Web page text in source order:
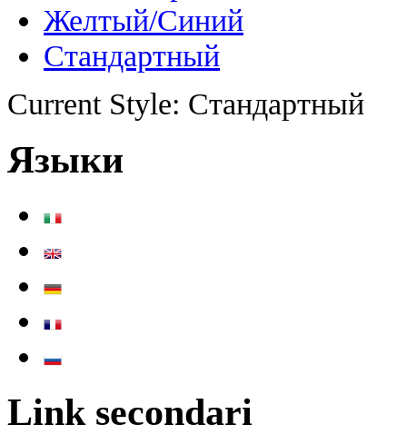
Желтый/Синий
Стандартный
Current Style: Стандартный
Языки
Link secondari